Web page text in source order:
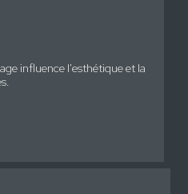
influence l'esthétique et la